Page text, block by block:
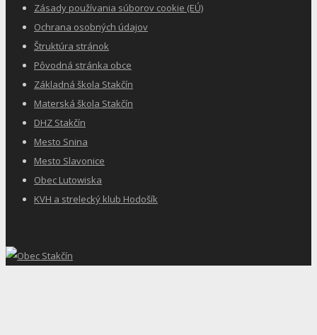
Zásady používania súborov cookie (EÚ)
Ochrana osobných údajov
Štruktúra stránok
Pôvodná stránka obce
Základná škola Stakčín
Materská škola Stakčín
DHZ Stakčín
Mesto Snina
Mesto Slavonice
Obec Lutowiska
KVH a strelecký klub Hodošík